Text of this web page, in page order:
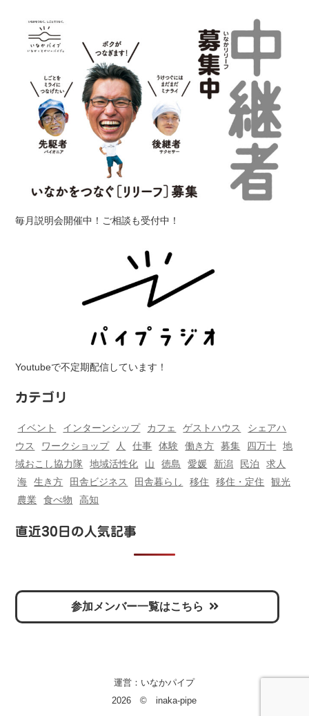
毎月説明会開催中！ご相談も受付中！
Youtubeで不定期配信しています！
カテゴリ
イベント インターンシップ カフェ ゲストハウス
シェアハ
ウス
ワークショップ 人 仕事 体験 働き方 募集 四万十
地
域おこし協力隊
地域活性化 山 徳島 愛媛 新潟 民泊
求人
海
生き方 田舎ビジネス 田舎暮らし 移住 移住・定住
観光
農業
食べ物 高知
直近30日の人気記事
参加メンバー一覧はこちら
運営： いなかパイプ
2026 © inaka-pipe